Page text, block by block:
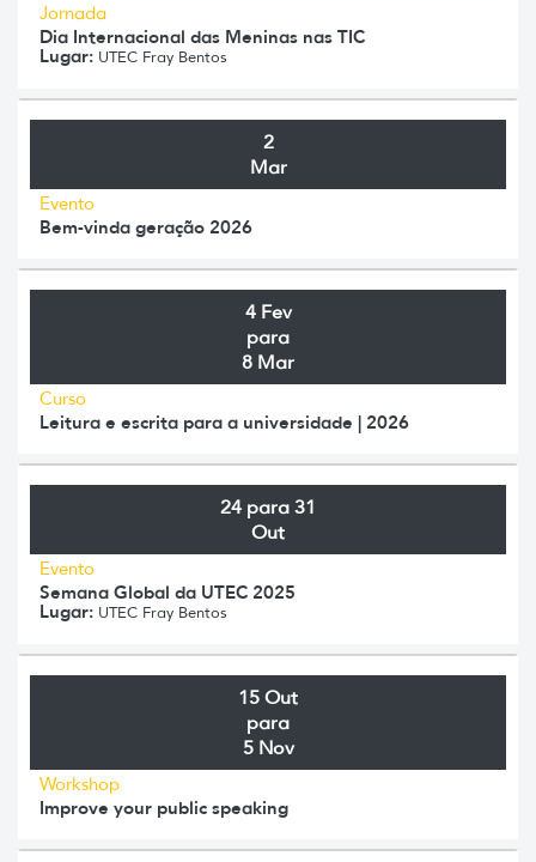
Jornada
Dia Internacional das Meninas nas TIC
Lugar: UTEC Fray Bentos
2
Mar
Evento
Bem-vinda geração 2026
4 Fev
para
8 Mar
Curso
Leitura e escrita para a universidade | 2026
24 para 31
Out
Evento
Semana Global da UTEC 2025
Lugar: UTEC Fray Bentos
15 Out
para
5 Nov
Workshop
Improve your public speaking